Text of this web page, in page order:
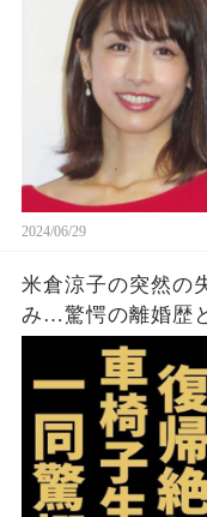
2024/06/29
米倉涼子の突然の
み…驚愕の離婚歴